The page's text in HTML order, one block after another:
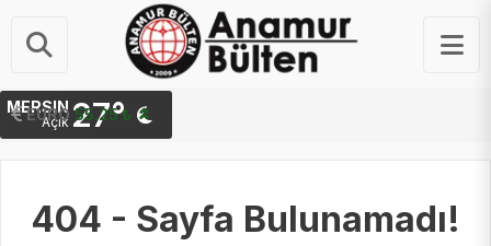
EURO 55.25 ₺
STERLIN 64.48 ₺
MERSIN
Açık 27°
404 - Sayfa Bulunamadı!